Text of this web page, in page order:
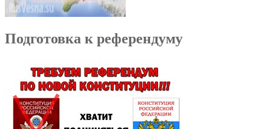
Подготовка к референдуму